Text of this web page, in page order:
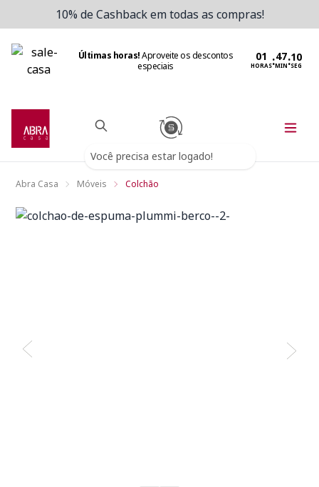
10% de Cashback em todas as compras!
Últimas horas!Aproveite os descontos
especiais
HORAS:MIN:SEG
Você precisa estar logado!
Abra Casa Móveis Colchão